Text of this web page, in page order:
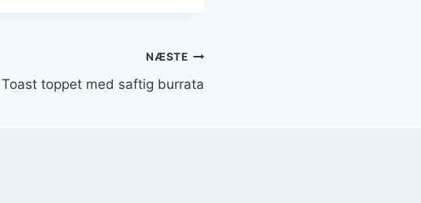
NÆSTE
Toast toppet med saftig burrata